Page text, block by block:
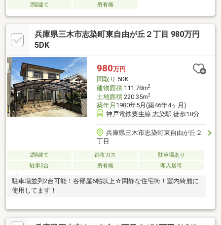
2階建て 所有権
兵庫県三木市志染町東自由が丘２丁目 980万円
5DK
980万円
間取り 5DK
建物面積111.78m2
土地面積220.35m2
築年月 1980年5月(築46年4ヶ月)
神戸電鉄粟生線 志染駅 徒歩18分
兵庫県三木市志染町東自由が丘２
丁目
2階建て 都市ガス
駐車場あり
駐車2台
所有権 即入居可
駐車場並列2台可能！各部屋6帖以上☆閑静な住宅街！室内綺麗に
使用してます！